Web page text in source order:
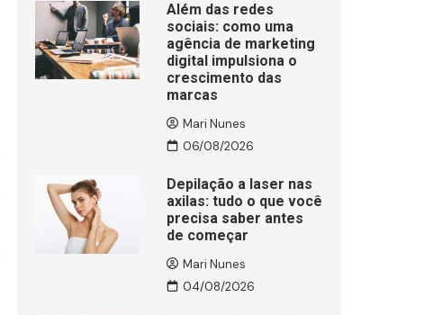
Além das redes
sociais: como uma
agência de marketing
digital impulsiona o
crescimento das
marcas
Mari Nunes
06/08/2026
Depilação a laser nas
axilas: tudo o que você
precisa saber antes
de começar
Mari Nunes
04/08/2026